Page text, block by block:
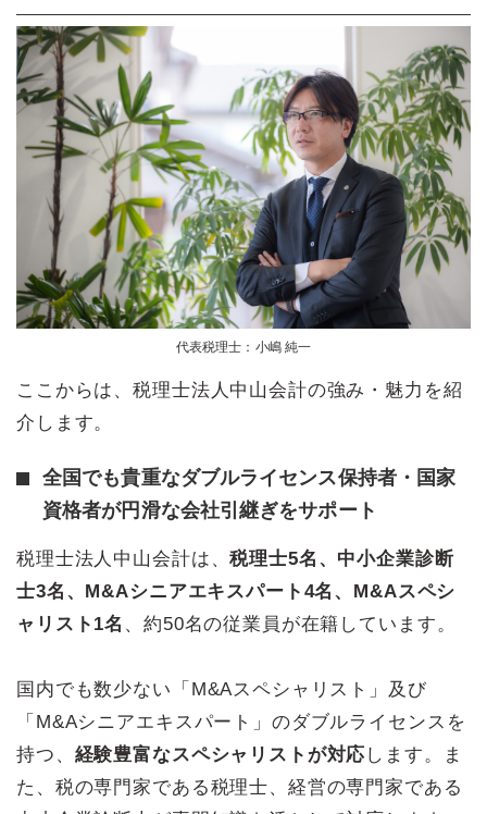
代表税理士：小嶋 純一
ここからは、税理士法人中山会計の強み・魅力を紹
介します。
全国でも貴重なダブルライセンス保持者・国家
資格者が円滑な会社引継ぎをサポート
税理士法人中山会計は、税理士5名、中小企業診断
士3名、M&Aシニアエキスパート4名、M&Aスペシ
ャリスト1名 、約50名の従業員が在籍しています。
国内でも数少ない「M&Aスペシャリスト」及び
「M&Aシニアエキスパート」のダブルライセンスを
持つ、 経験豊富なスペシャリストが対応 します。ま
た、税の専門家である税理士、経営の専門家である